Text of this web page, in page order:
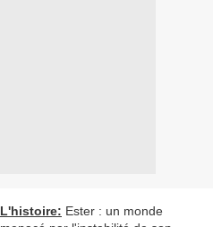
L'histoire: Ester : un monde